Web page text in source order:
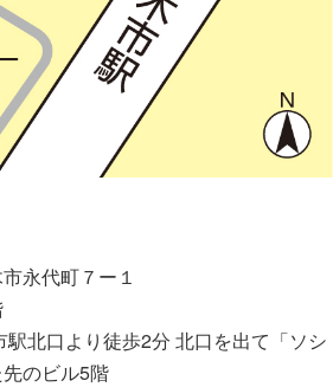
永代町７ー１
駅北口より徒歩2分 北口を出て「ソシ
のビル5階